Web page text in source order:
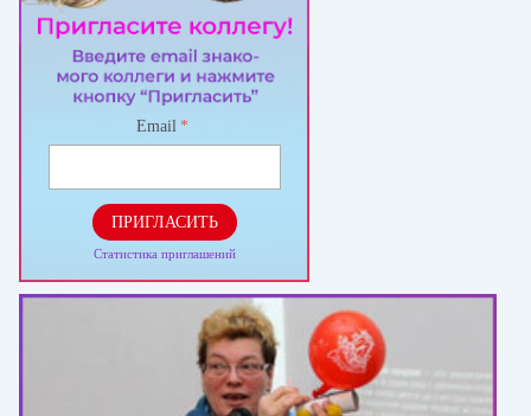
Email *
ПРИГЛАСИТЬ
Статистика приглашений